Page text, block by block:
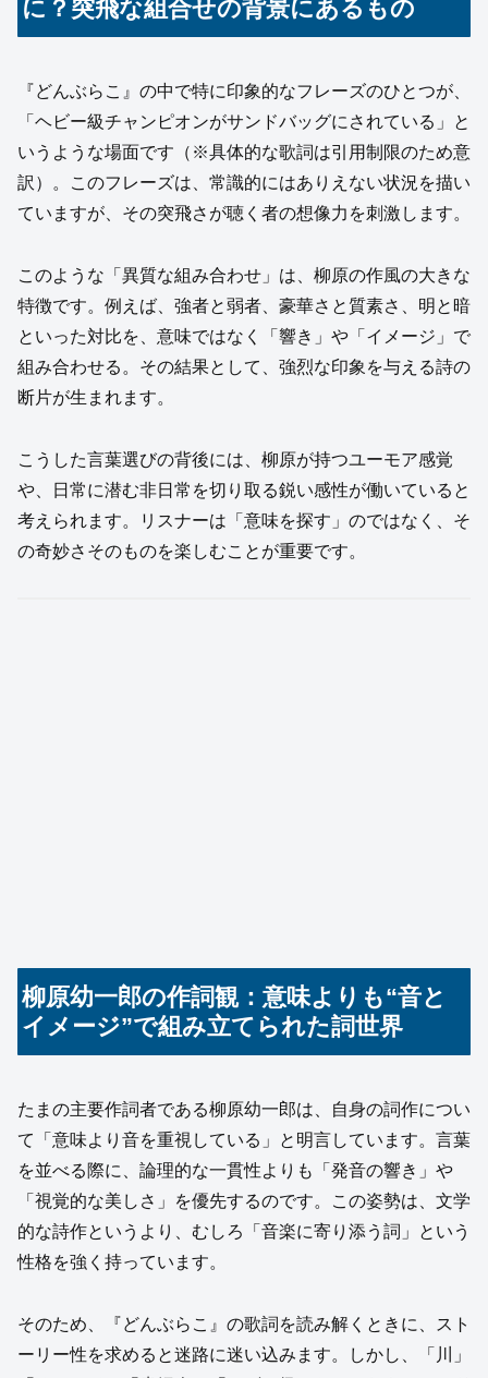
に？突飛な組合せの背景にあるもの
『どんぶらこ』の中で特に印象的なフレーズのひとつが、
「ヘビー級チャンピオンがサンドバッグにされている」と
いうような場面です（※具体的な歌詞は引用制限のため意
訳）。このフレーズは、常識的にはありえない状況を描い
ていますが、その突飛さが聴く者の想像力を刺激します。
このような「異質な組み合わせ」は、柳原の作風の大きな
特徴です。例えば、強者と弱者、豪華さと質素さ、明と暗
といった対比を、意味ではなく「響き」や「イメージ」で
組み合わせる。その結果として、強烈な印象を与える詩の
断片が生まれます。
こうした言葉選びの背後には、柳原が持つユーモア感覚
や、日常に潜む非日常を切り取る鋭い感性が働いていると
考えられます。リスナーは「意味を探す」のではなく、そ
の奇妙さそのものを楽しむことが重要です。
柳原幼一郎の作詞観：意味よりも“音と
イメージ”で組み立てられた詞世界
たまの主要作詞者である柳原幼一郎は、自身の詞作につい
て「意味より音を重視している」と明言しています。言葉
を並べる際に、論理的な一貫性よりも「発音の響き」や
「視覚的な美しさ」を優先するのです。この姿勢は、文学
的な詩作というより、むしろ「音楽に寄り添う詞」という
性格を強く持っています。
そのため、『どんぶらこ』の歌詞を読み解くときに、スト
ーリー性を求めると迷路に迷い込みます。しかし、「川」